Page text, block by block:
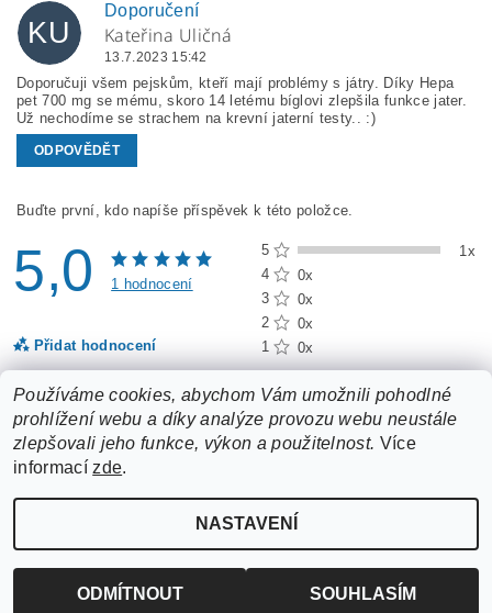
KU
Doporučení
Kateřina Uličná
13.7.2023 15:42
Doporučuji všem pejskům, kteří mají problémy s játry. Díky Hepa
pet 700 mg se mému, skoro 14 letému bíglovi zlepšila funkce jater.
Už nechodíme se strachem na krevní jaterní testy.. :)
ODPOVĚDĚT
Buďte první, kdo napíše příspěvek k této položce.
5,0 1 hodnocení
Přidat hodnocení
5
1x
4
0x
3
0x
2
0x
1
0x
2026 ©ZooLife.cz, všechna práva vyhrazenaUpravit nastavení cookies
Používáme cookies, abychom Vám umožnili pohodlné
prohlížení webu a díky analýze provozu webu neustále
zlepšovali jeho funkce, výkon a použitelnost. Více
informacízde.
NASTAVENÍ
ODMÍTNOUT SOUHLASÍM